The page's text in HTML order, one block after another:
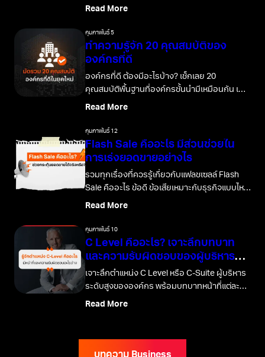
ประเด็นสำคัญ เพื่อให้คุณเตรียมรับมือการ
Read More
กุมภาพันธ์ 5
ทำความรู้จัก 20 คุณสมบัติของ
องค์กรที่ดี
องค์กรที่ดี ต้องมีอะไรบ้าง? เช็กเลย 20
คุณสมบัติพื้นฐานที่องค์กรชั้นนำมีเหมือนกัน เพื่อ
ปรับปรุงโครงสร้างบริษัทให้พร้อมลุยและประสบ
Read More
กุมภาพันธ์ 12
Flash Sale คืออะไร มีส่วนช่วยใน
การเร่งยอดขายอย่างไร
รวมทุกเรื่องที่ควรรู้เกี่ยวกับแฟลชเซลล์ Flash
Sale คืออะไร ข้อดี ข้อเสียเหมาะกับธุรกิจแบบไหน
บ้าง พร้อมแชร์เทคนิคการจัด Flash Saleในปี
Read More
กุมภาพันธ์ 10
C Level คืออะไร? เจาะลึกบทบาท
และความรับผิดชอบของผู้บริหาร
ระดับสูง
เจาะลึกตำแหน่ง C Level หรือ C-Suite ผู้บริหาร
ระดับสูงขององค์กร พร้อมบทบาทหน้าที่แต่ละ
ตำแหน่ง และทักษะสำคัญที่จำเป็นต้องมี
Read More